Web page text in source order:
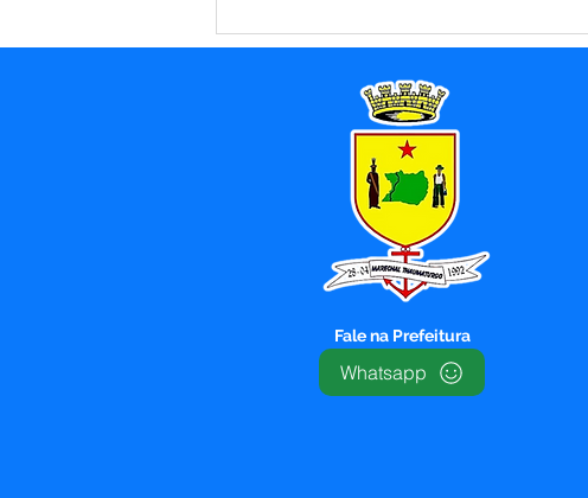
de conquistas e esperança
Fale na Prefeitura
Whatsapp